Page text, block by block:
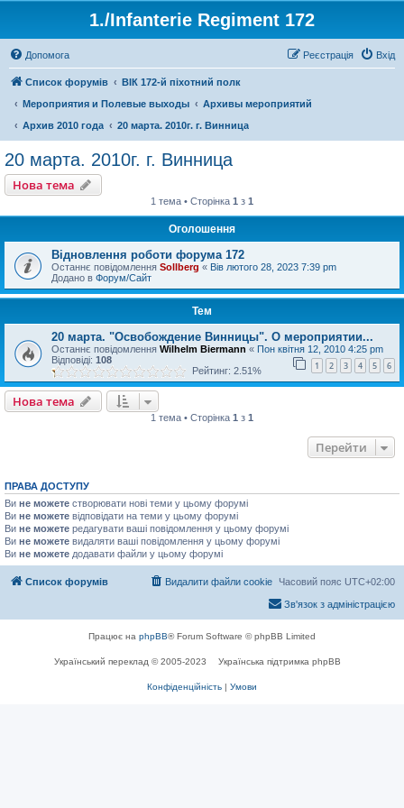
1./Infanterie Regiment 172
Допомога Вхід
Реєстрація
Список форумів
ВІК 172-й піхотний полк
Мероприятия и Полевые выходы
Архивы мероприятий
Архив 2010 года
20 марта. 2010г. г. Винница
20 марта. 2010г. г. Винница
Нова тема
1 тема • Сторінка 1 з 1
Оголошення
Відновлення роботи форума 172
Останнє повідомлення Sollberg « Вів лютого 28, 2023 7:39 pm
Додано в Форум/Сайт
Тем
20 марта. "Освобождение Винницы". О мероприятии...
Останнє повідомлення Wilhelm Biermann « Пон квітня 12, 2010 4:25 pm
Відповіді: 108 1 2 3 4 5 6
Рейтинг: 2.51%
Нова тема
1 тема • Сторінка 1 з 1
Перейти
ПРАВА ДОСТУПУ
Ви не можете створювати нові теми у цьому форумі
Ви не можете відповідати на теми у цьому форумі
Ви не можете редагувати ваші повідомлення у цьому форумі
Ви не можете видаляти ваші повідомлення у цьому форумі
Ви не можете додавати файли у цьому форумі
Список форумів Часовий пояс UTC+02:00
Видалити файли cookie
Зв'язок з адміністрацією
Працює на phpBB® Forum Software © phpBB Limited
Український переклад © 2005-2023 Українська підтримка phpBB
Конфіденційність | Умови